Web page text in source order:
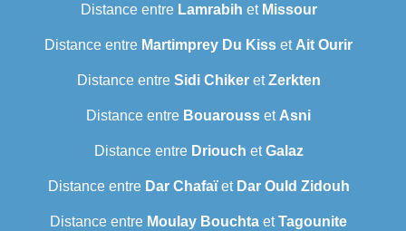
Distance entre Lamrabih et Missour
Distance entre Martimprey Du Kiss et Ait Ourir
Distance entre Sidi ChikeretZerkten
Distance entre Bouarouss et Asni
Distance entre Driouch etGalaz
Distance entre Dar Chafaïet Dar Ould Zidouh
Distance entre Moulay Bouchta etTagounite